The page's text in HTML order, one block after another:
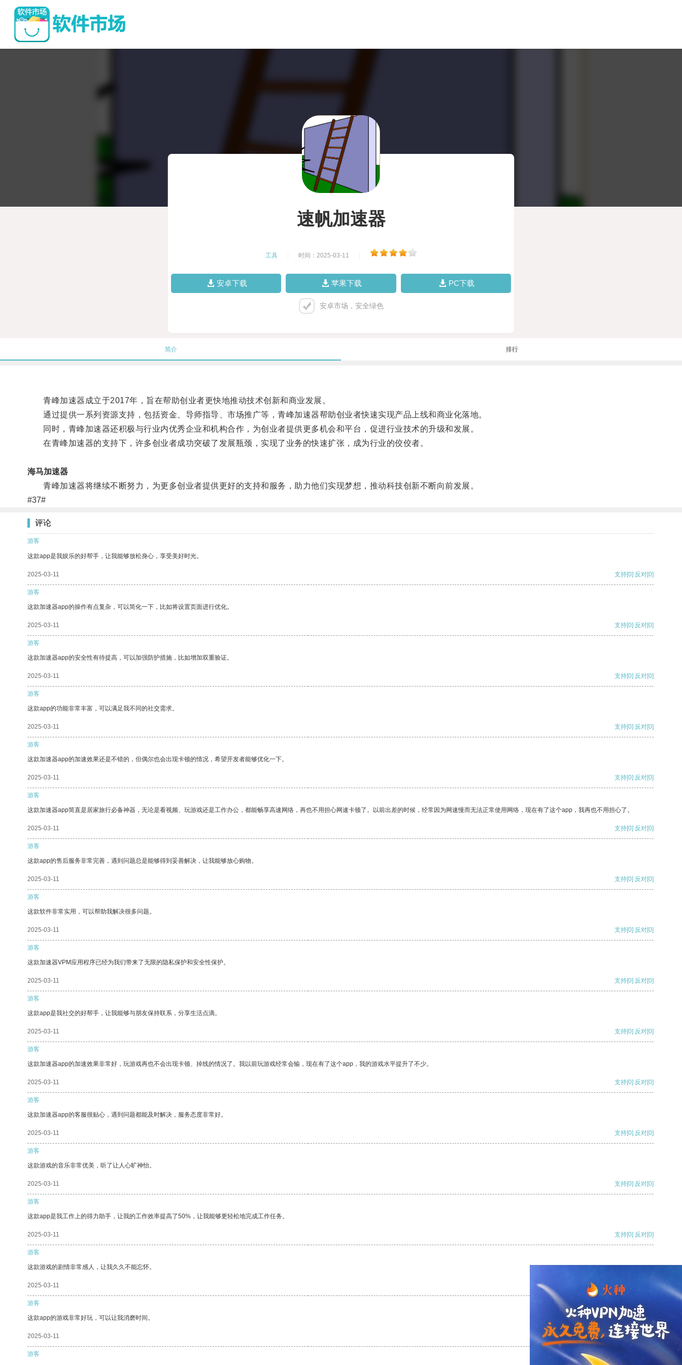
速帆加速器
工具 时间：2025-03-11
安卓下载 苹果下载 PC下载
安卓市场，安全绿色
简介 排行
青峰加速器成立于2017年，旨在帮助创业者更快地推动技术创新和商业发展。
通过提供一系列资源支持，包括资金、导师指导、市场推广等，青峰加速器帮助创业者快速实现产品上线和商业化落地。
同时，青峰加速器还积极与行业内优秀企业和机构合作，为创业者提供更多机会和平台，促进行业技术的升级和发展。
在青峰加速器的支持下，许多创业者成功突破了发展瓶颈，实现了业务的快速扩张，成为行业的佼佼者。
海马加速器
青峰加速器将继续不断努力，为更多创业者提供更好的支持和服务，助力他们实现梦想，推动科技创新不断向前发展。
#37#
评论
游客
这款app是我娱乐的好帮手，让我能够放松身心，享受美好时光。
2025-03-11 支持[0] 反对[0]
游客
这款加速器app的操作有点复杂，可以简化一下，比如将设置页面进行优化。
2025-03-11 支持[0] 反对[0]
游客
这款加速器app的安全性有待提高，可以加强防护措施，比如增加双重验证。
2025-03-11 支持[0] 反对[0]
游客
这款app的功能非常丰富，可以满足我不同的社交需求。
2025-03-11 支持[0] 反对[0]
游客
这款加速器app的加速效果还是不错的，但偶尔也会出现卡顿的情况，希望开发者能够优化一下。
2025-03-11 支持[0] 反对[0]
游客
这款加速器app简直是居家旅行必备神器，无论是看视频、玩游戏还是工作办公，都能畅享高速网络，再也不用担心网速卡顿了。以前出差的时候，经常因为网速慢而无法正常使用网络，现在有了这个app，我再也不用担心了。
2025-03-11 支持[0] 反对[0]
游客
这款app的售后服务非常完善，遇到问题总是能够得到妥善解决，让我能够放心购物。
2025-03-11 支持[0] 反对[0]
游客
这款软件非常实用，可以帮助我解决很多问题。
2025-03-11 支持[0] 反对[0]
游客
这款加速器VPM应用程序已经为我们带来了无限的隐私保护和安全性保护。
2025-03-11 支持[0] 反对[0]
游客
这款app是我社交的好帮手，让我能够与朋友保持联系，分享生活点滴。
2025-03-11 支持[0] 反对[0]
游客
这款加速器app的加速效果非常好，玩游戏再也不会出现卡顿、掉线的情况了。我以前玩游戏经常会输，现在有了这个app，我的游戏水平提升了不少。
2025-03-11 支持[0] 反对[0]
游客
这款加速器app的客服很贴心，遇到问题都能及时解决，服务态度非常好。
2025-03-11 支持[0] 反对[0]
游客
这款游戏的音乐非常优美，听了让人心旷神怡。
2025-03-11 支持[0] 反对[0]
游客
这款app是我工作上的得力助手，让我的工作效率提高了50%，让我能够更轻松地完成工作任务。
2025-03-11 支持[0] 反对[0]
游客
这款游戏的剧情非常感人，让我久久不能忘怀。
2025-03-11 支持
游客
这款app的游戏非常好玩，可以让我消磨时间。
2025-03-11 支持[0] 反对[0]
游客